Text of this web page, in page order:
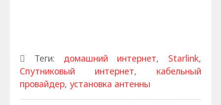
Теги: домашний интернет, Starlink,
Спутниковый интернет, кабельный
провайдер, установка антенны